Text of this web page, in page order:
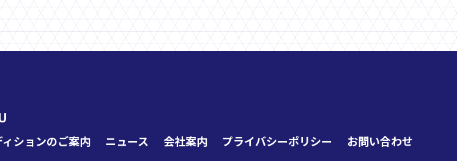
ションのご案内 ニュース 会社案内 プライバシーポリシー お問い合わせ